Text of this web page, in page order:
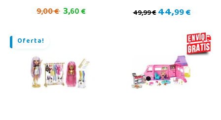
9,00 € 3,60 € 49,99 €44,99 €
Oferta!